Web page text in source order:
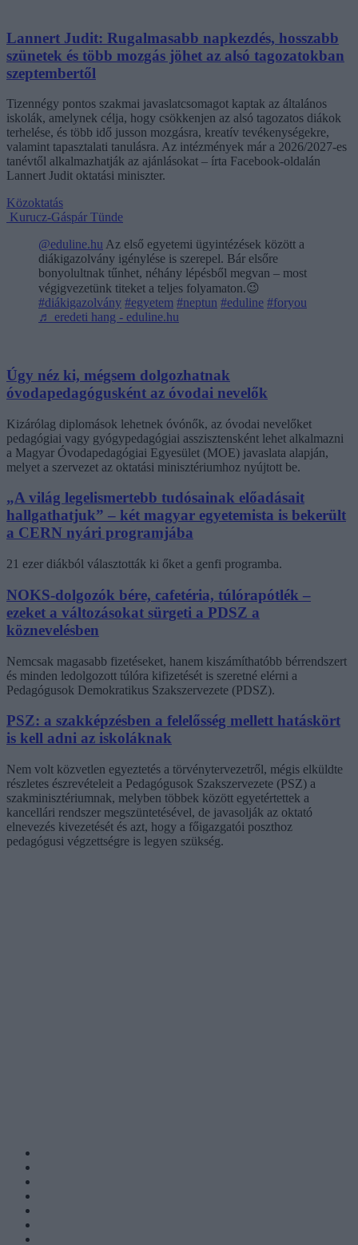
Lannert Judit: Rugalmasabb napkezdés, hosszabb
szünetek és több mozgás jöhet az alsó tagozatokban
szeptembertől
Tizennégy pontos szakmai javaslatcsomagot kaptak az általános
iskolák, amelynek célja, hogy csökkenjen az alsó tagozatos diákok
terhelése, és több idő jusson mozgásra, kreatív tevékenységekre,
valamint tapasztalati tanulásra. Az intézmények már a 2026/2027-es
tanévtől alkalmazhatják az ajánlásokat – írta Facebook-oldalán
Lannert Judit oktatási miniszter.
Közoktatás
Kurucz-Gáspár Tünde
@eduline.hu Az első egyetemi ügyintézések között a
diákigazolvány igénylése is szerepel. Bár elsőre
bonyolultnak tűnhet, néhány lépésből megvan – most
végigvezetünk titeket a teljes folyamaton.😉
#diákigazolvány #egyetem #neptun #eduline #foryou
♬ eredeti hang - eduline.hu
Úgy néz ki, mégsem dolgozhatnak
óvodapedagógusként az óvodai nevelők
Kizárólag diplomások lehetnek óvónők, az óvodai nevelőket
pedagógiai vagy gyógypedagógiai asszisztensként lehet alkalmazni
a Magyar Óvodapedagógiai Egyesület (MOE) javaslata alapján,
melyet a szervezet az oktatási minisztériumhoz nyújtott be.
„A világ legelismertebb tudósainak előadásait
hallgathatjuk” – két magyar egyetemista is bekerült
a CERN nyári programjába
21 ezer diákból választották ki őket a genfi programba.
NOKS-dolgozók bére, cafetéria, túlórapótlék –
ezeket a változásokat sürgeti a PDSZ a
köznevelésben
Nemcsak magasabb fizetéseket, hanem kiszámíthatóbb bérrendszert
és minden ledolgozott túlóra kifizetését is szeretné elérni a
Pedagógusok Demokratikus Szakszervezete (PDSZ).
PSZ: a szakképzésben a felelősség mellett hatáskört
is kell adni az iskoláknak
Nem volt közvetlen egyeztetés a törvénytervezetről, mégis elküldte
részletes észrevételeit a Pedagógusok Szakszervezete (PSZ) a
szakminisztériumnak, melyben többek között egyetértettek a
kancellári rendszer megszüntetésével, de javasolják az oktató
elnevezés kivezetését és azt, hogy a főigazgatói poszthoz
pedagógusi végzettségre is legyen szükség.